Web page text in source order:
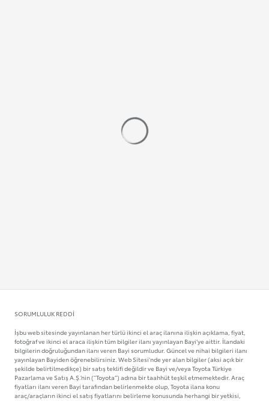
SORUMLULUK REDDI
İşbu web sitesinde yayınlanan her türlü ikinci el araç ilanına ilişkin açıklama, fiyat,
fotoğraf ve ikinci el araca ilişkin tüm bilgiler ilanı yayınlayan Bayi’ye aittir. İlandaki
bilgilerin doğruluğundan ilanı veren Bayi sorumludur. Güncel ve nihai bilgileri ilanı
yayınlayan Bayiden öğrenebilirsiniz. Web Sitesi'nde yer alan bilgiler (aksi açık bir
şekilde belirtilmedikçe) bir satış teklifi değildir ve Bayi ve/veya Toyota Türkiye
Pazarlama ve Satış A.Ş.’nin ("Toyota”) adına bir taahhüt teşkil etmemektedir. Araç
fiyatları ilanı veren Bayi tarafından belirlenmekte olup, Toyota ilana konu
araç/araçların ikinci el satış fiyatlarını belirleme konusunda herhangi bir yetkisi,